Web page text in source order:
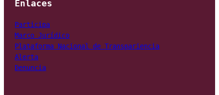
Enlaces
Marco Jurídico
Plataforma Nacional de Transpariencia
Alerta
Denuncia